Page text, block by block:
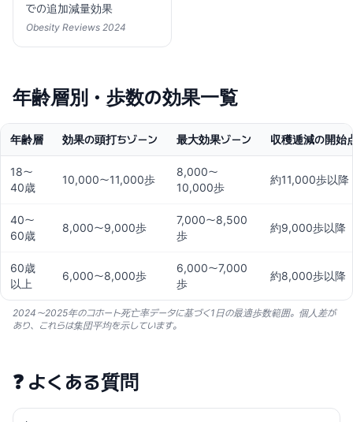
での追加減量効果
Obesity Reviews 2024
年齢層別・歩数の効果一覧
年齢層 効果の頭打ちゾーン 最大効果ゾーン 収穫逓減の開始
18〜
40歳
10,000〜11,000歩
8,000〜
10,000歩
約11,000歩以降
40〜
60歳
8,000〜9,000歩
7,000〜8,500
歩
約9,000歩以降
60歳
以上
6,000〜8,000歩
6,000〜7,000
歩
約8,000歩以降
2024〜2025年のコホート死亡率データに基づく1日の最適歩数範囲。個人差が
あり、これらは集団平均を示しています。
❓ よくある質問